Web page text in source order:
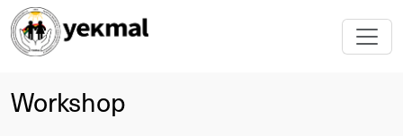
Workshop